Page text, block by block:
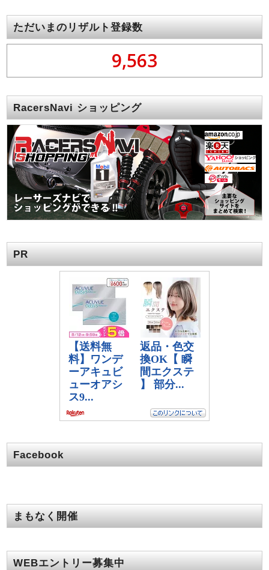
ただいまのリザルト登録数
9,563
RacersNavi ショッピング
PR
Facebook
まもなく開催
WEBエントリー募集中